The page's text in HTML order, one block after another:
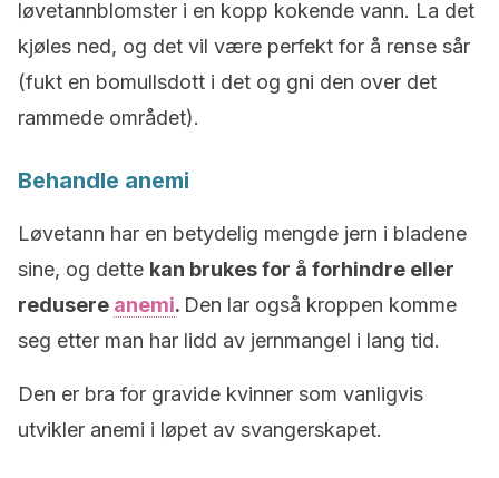
løvetannblomster i en kopp kokende vann. La det
kjøles ned, og det vil være perfekt for å rense sår
(fukt en bomullsdott i det og gni den over det
rammede området).
Behandle anemi
Løvetann har en betydelig mengde jern i bladene
sine, og dette kan brukes for å forhindre eller
redusere anemi. Den lar også kroppen komme
seg etter man har lidd av jernmangel i lang tid.
Den er bra for gravide kvinner som vanligvis
utvikler anemi i løpet av svangerskapet.